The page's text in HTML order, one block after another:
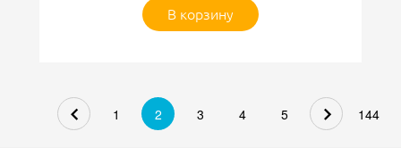
В корзину
1 2 3 4 5 144